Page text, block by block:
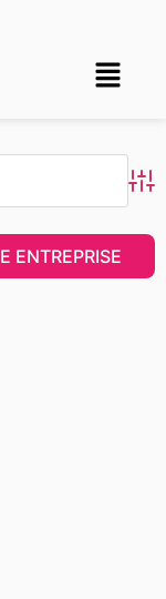
ENTREPRISE